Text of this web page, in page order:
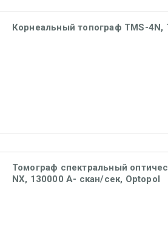
Корнеальный топограф TMS-4N,
Томограф спектральный
NX, 130000 А- скан/сек, Optopol